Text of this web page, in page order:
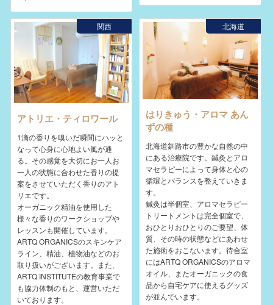
関西
アトリエ・ティロワール
1滴の香りを嗅いだ瞬間にハッと
なって心身に心地よい風が通
る。その感覚を大切にお一人お
一人の状態に合わせた香りの提
案をさせていただく香りのアト
リエです。
オーガニック精油を使用した
様々な香りのワークショップや
レッスンも開催しています。
ARTQ ORGANICSのスキンケア
ライン、精油、植物油などのお
取り扱いがございます。また、
ARTQ INSTITUTEの教育事業で
も協力体制のもと、運営いただ
いております。
北海道
はりきゅう・アロマ あん
ずの種
北海道釧路市の豊かな自然の中
にある治療院です。鍼灸とアロ
マセラピーによって身体と心の
循環とバランスを整えていきま
す。
鍼灸は半個室、アロマセラピー
トリートメントは完全個室で、
おひとりおひとりのご要望、体
質、その時の状態などにあわせ
た施術をおこないます。待合室
にはARTQ ORGANICSのアロマ
オイル、またオーガニックの食
品から自宅ケアに使えるグッズ
が並んでいます。